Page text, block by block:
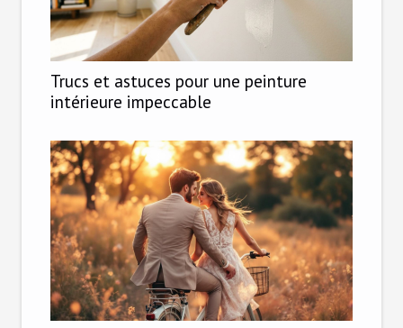
Trucs et astuces pour une peinture
intérieure impeccable